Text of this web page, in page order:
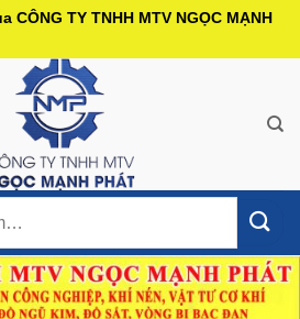
CÔNG TY TNHH MTV NGỌC MẠNH